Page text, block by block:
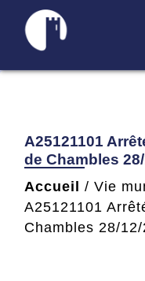
A25121101
de Chambles
Accueil / Vie
A25121101
Chambles 28/